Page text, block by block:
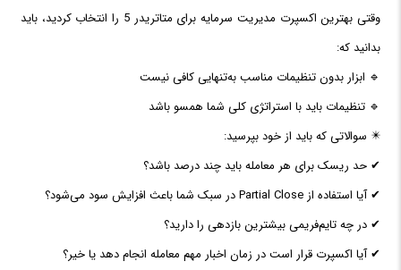
وقتی بهترین اکسپرت مدیریت سرمایه برای متاتریدر 5 را انتخاب کردید، باید
بدانید که:
🔹 ابزار بدون تنظیمات مناسب به‌تنهایی کافی نیست
🔹 تنظیمات باید با استراتژی کلی شما همسو باشد
✴️ سوالاتی که باید از خود بپرسید:
✔ حد ریسک برای هر معامله باید چند درصد باشد؟
✔ آیا استفاده از Partial Close در سبک شما باعث افزایش سود می‌شود؟
✔ در چه تایم‌فریمی بیشترین بازدهی را دارید؟
✔ آیا اکسپرت قرار است در زمان اخبار مهم معامله انجام دهد یا خیر؟